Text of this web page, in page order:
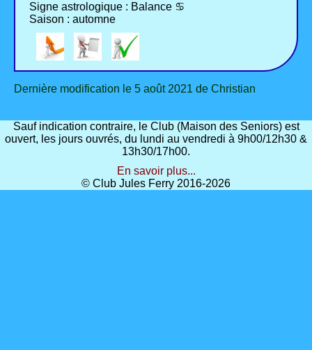
Signe astrologique : Balance ♋
Saison : automne
Dernière modification le 5 août 2021 de Christian
Sauf indication contraire, le Club (Maison des Seniors) est
ouvert, les jours ouvrés, du lundi au vendredi à 9h00/12h30 &
13h30/17h00.
En savoir plus...
© Club Jules Ferry 2016-2026